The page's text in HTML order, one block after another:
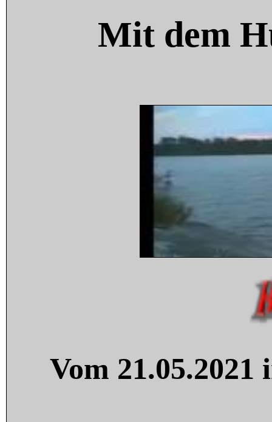
Mit dem
Vom